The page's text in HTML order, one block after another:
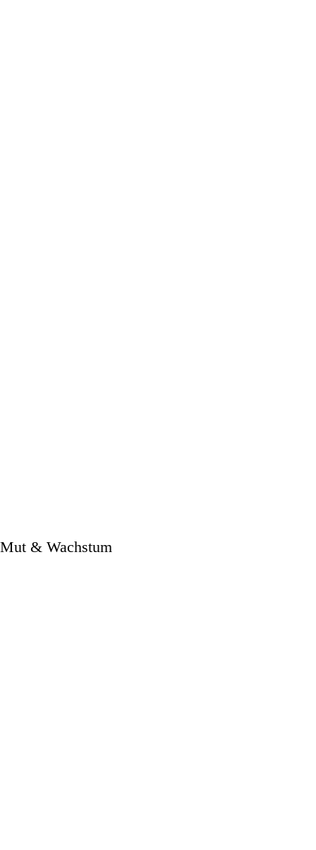
Mut & Wachstum